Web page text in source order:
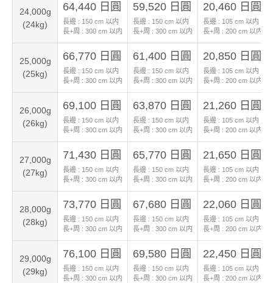
24,000g
(24kg)
64,440 日圓
長邊 : 150 cm 以内
長+周 : 300 cm 以内
59,520 日圓
長邊 : 150 cm 以内
長+周 : 300 cm 以内
20,460 日圓
長邊 : 105 cm 以内
長+周 : 200 cm 以内
25,000g
(25kg)
66,770 日圓
長邊 : 150 cm 以内
長+周 : 300 cm 以内
61,400 日圓
長邊 : 150 cm 以内
長+周 : 300 cm 以内
20,850 日圓
長邊 : 105 cm 以内
長+周 : 200 cm 以内
26,000g
(26kg)
69,100 日圓
長邊 : 150 cm 以内
長+周 : 300 cm 以内
63,870 日圓
長邊 : 150 cm 以内
長+周 : 300 cm 以内
21,260 日圓
長邊 : 105 cm 以内
長+周 : 200 cm 以内
27,000g
(27kg)
71,430 日圓
長邊 : 150 cm 以内
長+周 : 300 cm 以内
65,770 日圓
長邊 : 150 cm 以内
長+周 : 300 cm 以内
21,650 日圓
長邊 : 105 cm 以内
長+周 : 200 cm 以内
28,000g
(28kg)
73,770 日圓
長邊 : 150 cm 以内
長+周 : 300 cm 以内
67,680 日圓
長邊 : 150 cm 以内
長+周 : 300 cm 以内
22,060 日圓
長邊 : 105 cm 以内
長+周 : 200 cm 以内
29,000g
(29kg)
76,100 日圓
長邊 : 150 cm 以内
長+周 : 300 cm 以内
69,580 日圓
長邊 : 150 cm 以内
長+周 : 300 cm 以内
22,450 日圓
長邊 : 105 cm 以内
長+周 : 200 cm 以内